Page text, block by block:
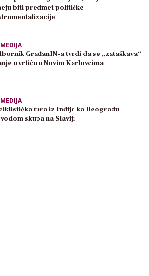
biti predmet političke
GrađanIN-a tvrdi da se „zataškava“
u vrtiću u Novim Karlovcima
tura iz Inđije ka Beogradu
skupa na Slaviji